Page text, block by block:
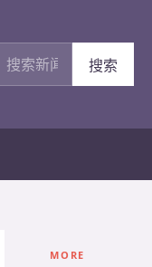
搜索新闻
搜索
MORE